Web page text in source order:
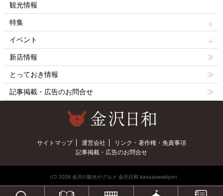
観光情報
特集
イベント
新店情報
とっておき情報
記事掲載・広告のお問合せ
サイトマップ 運営会社
リンク・著作権・免責事項
記事掲載・広告のお問合せ
（C) 2026 金沢の観光やグルメ 金沢日和 kanazawabiyori